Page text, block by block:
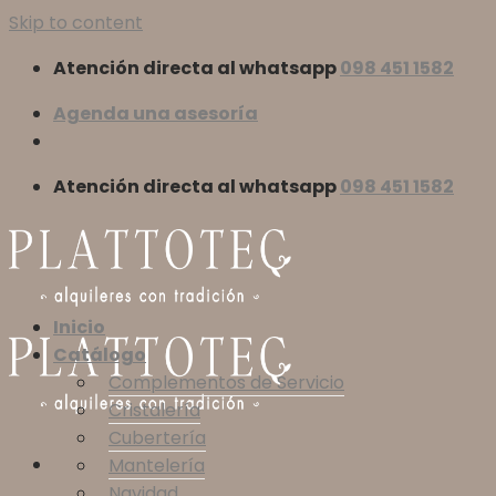
Skip to content
Atención directa al whatsapp098 451 1582
Agenda una asesoría
Atención directa al whatsapp098 451 1582
Inicio
Catálogo
Complementos de Servicio
Cristalería
Cubertería
Mantelería